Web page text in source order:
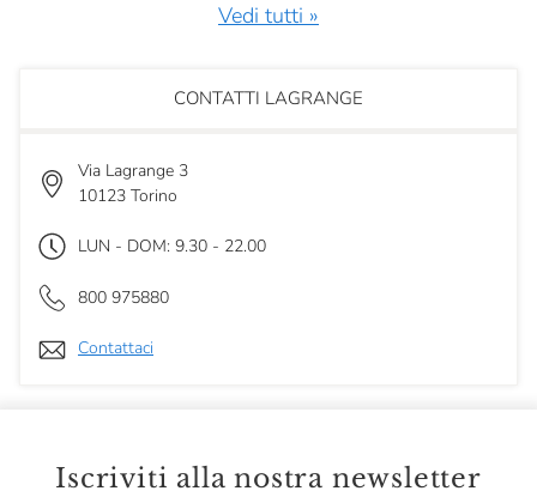
Vedi tutti »
CONTATTI LAGRANGE
Via Lagrange 3
10123 Torino
LUN - DOM: 9.30 - 22.00
800 975880
Contattaci
Iscriviti alla nostra newsletter